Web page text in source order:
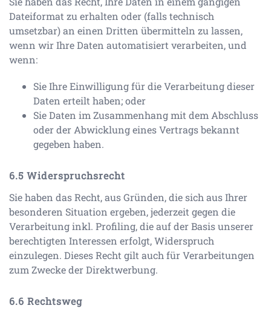
Dateiformat zu erhalten oder (falls technisch
umsetzbar) an einen Dritten übermitteln zu lassen,
wenn wir Ihre Daten automatisiert verarbeiten, und
wenn:
Sie Ihre Einwilligung für die Verarbeitung dieser
Daten erteilt haben; oder
Sie Daten im Zusammenhang mit dem Abschluss
oder der Abwicklung eines Vertrags bekannt
gegeben haben.
Widerspruchsrecht
Sie haben das Recht, aus Gründen, die sich aus Ihrer
besonderen Situation ergeben, jederzeit gegen die
Verarbeitung inkl. Profiling, die auf der Basis unserer
berechtigten Interessen erfolgt, Widerspruch
einzulegen. Dieses Recht gilt auch für Verarbeitungen
zum Zwecke der Direktwerbung.
Rechtsweg